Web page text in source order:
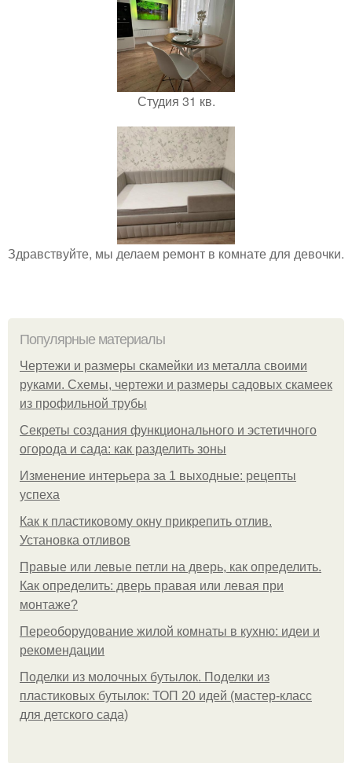
Студия 31 кв.
Здравствуйте, мы делаем ремонт в комнате для девочки.
Популярные материалы
Чертежи и размеры скамейки из металла своими
руками. Схемы, чертежи и размеры садовых скамеек
из профильной трубы
Секреты создания функционального и эстетичного
огорода и сада: как разделить зоны
Изменение интерьера за 1 выходные: рецепты
успеха
Как к пластиковому окну прикрепить отлив.
Установка отливов
Правые или левые петли на дверь, как определить.
Как определить: дверь правая или левая при
монтаже?
Переоборудование жилой комнаты в кухню: идеи и
рекомендации
Поделки из молочных бутылок. Поделки из
пластиковых бутылок: ТОП 20 идей (мастер-класс
для детского сада)